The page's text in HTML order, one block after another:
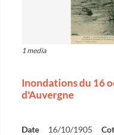
1 media
Inondations du 16
d'Auvergne
Date 16/10/1905